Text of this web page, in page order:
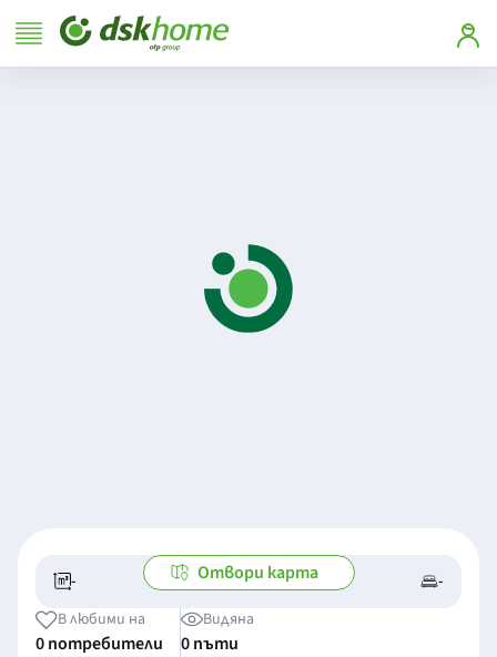
- -/- -
Отвори карта
В любими на
0 потребители
Видяна
0 пъти